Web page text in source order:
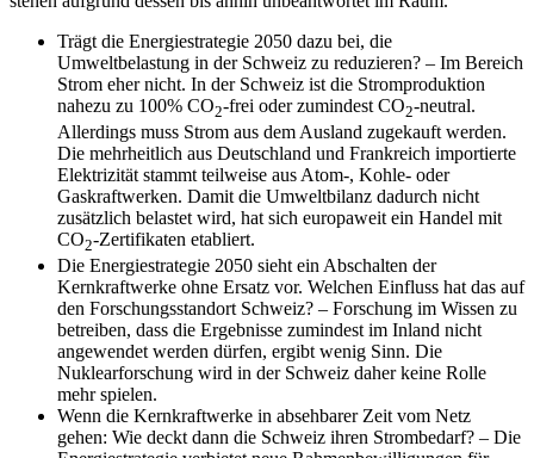
Trägt die Energiestrategie 2050 dazu bei, die
Umweltbelastung in der Schweiz zu reduzieren? – Im Bereich
Strom eher nicht. In der Schweiz ist die Stromproduktion
nahezu zu 100% CO2-frei oder zumindest CO2-neutral.
Allerdings muss Strom aus dem Ausland zugekauft werden.
Die mehrheitlich aus Deutschland und Frankreich importierte
Elektrizität stammt teilweise aus Atom-, Kohle- oder
Gaskraftwerken. Damit die Umweltbilanz dadurch nicht
zusätzlich belastet wird, hat sich europaweit ein Handel mit
CO2-Zertifikaten etabliert.
Die Energiestrategie 2050 sieht ein Abschalten der
Kernkraftwerke ohne Ersatz vor. Welchen Einfluss hat das auf
den Forschungsstandort Schweiz? – Forschung im Wissen zu
betreiben, dass die Ergebnisse zumindest im Inland nicht
angewendet werden dürfen, ergibt wenig Sinn. Die
Nuklearforschung wird in der Schweiz daher keine Rolle
mehr spielen.
Wenn die Kernkraftwerke in absehbarer Zeit vom Netz
gehen: Wie deckt dann die Schweiz ihren Strombedarf? – Die